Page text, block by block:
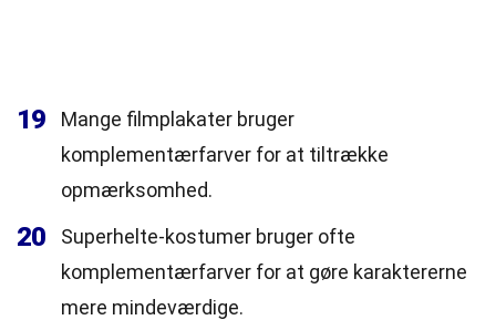
19
Mange filmplakater bruger
komplementærfarver for at tiltrække
opmærksomhed.
20
Superhelte-kostumer bruger ofte
komplementærfarver for at gøre karaktererne
mere mindeværdige.